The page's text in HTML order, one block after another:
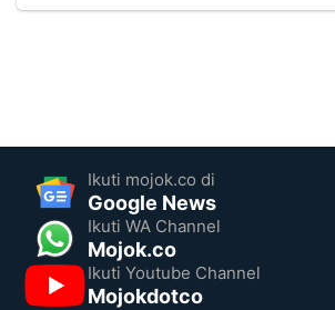
Ikuti mojok.co di
Google News
Ikuti WA Channel
Mojok.co
Ikuti Youtube Channel
Mojokdotco